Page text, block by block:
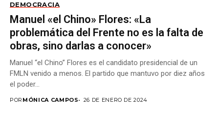
DEMOCRACIA
Manuel «el Chino» Flores: «La
problemática del Frente no es la falta de
obras, sino darlas a conocer»
Manuel “el Chino” Flores es el candidato presidencial de un
FMLN venido a menos. El partido que mantuvo por diez años
el poder...
POR MÓNICA CAMPOS 26 DE ENERO DE 2024